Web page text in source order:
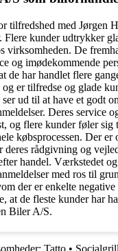
tilfredshed med Jørgen
Flere kunder udtrykker
virksomheden. De
og imødekommende
de har handlet flere
er tilfredse og glade
ud til at have et godt
Deres service
og flere kunder føler sig
købsprocessen. Der er
deres rådgivning og
handel. Værkstedet
med ros til
der er enkelte negative
at de fleste kunder har
Biler A/S.
Tatto • Socialgrill